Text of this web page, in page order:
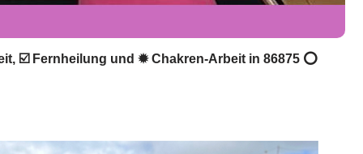
☑️ Fernheilung und ✹ Chakren-Arbeit in 86875 ⭕